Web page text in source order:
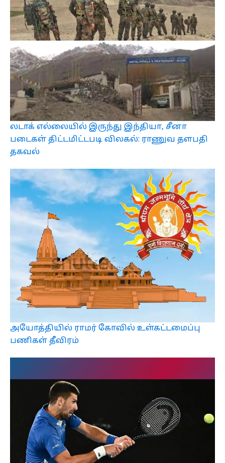
லடாக் எல்லையில் இருந்து இந்தியா, சீனா
படைகள் திட்டமிட்டபடி விலகல்: ராணுவ தளபதி
தகவல்
அயோத்தியில் ராமர் கோவில் உள்கட்டமைப்பு
பணிகள் தீவிரம்